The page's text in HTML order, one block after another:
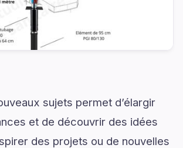
sujets permet d’élargir
et de découvrir des idées
des projets ou de nouvelles